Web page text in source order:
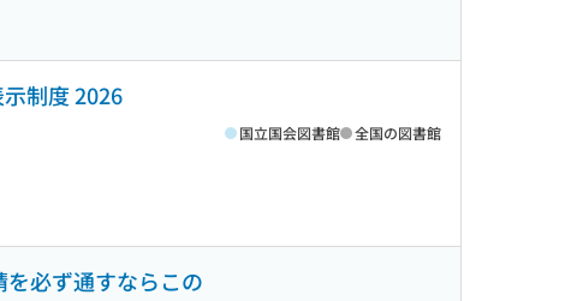
制度 2026
国立国会図書館 全国の図書館
必ず通すならこの